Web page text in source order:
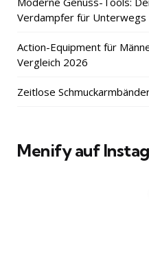
Verdampfer für Unterwegs
Action-Equipment für
Vergleich 2026
Zeitlose
Menify auf